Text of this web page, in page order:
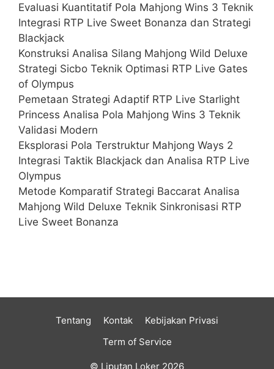
Evaluasi Kuantitatif Pola Mahjong Wins 3 Teknik
Integrasi RTP Live Sweet Bonanza dan Strategi
Blackjack
Konstruksi Analisa Silang Mahjong Wild Deluxe
Strategi Sicbo Teknik Optimasi RTP Live Gates
of Olympus
Pemetaan Strategi Adaptif RTP Live Starlight
Princess Analisa Pola Mahjong Wins 3 Teknik
Validasi Modern
Eksplorasi Pola Terstruktur Mahjong Ways 2
Integrasi Taktik Blackjack dan Analisa RTP Live
Olympus
Metode Komparatif Strategi Baccarat Analisa
Mahjong Wild Deluxe Teknik Sinkronisasi RTP
Live Sweet Bonanza
Tentang Kontak
Kebijakan Privasi
Term of Service
© Liputan Loker 2026